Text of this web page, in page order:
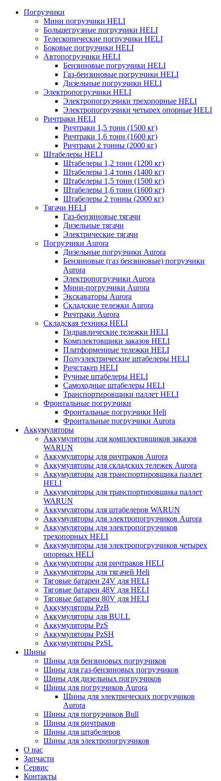
Погрузчики
Мини погрузчики HELI
Большегрузные погрузчики HELI
Телескопические погрузчики HELI
Боковые погрузчики HELI
Автопогрузчики HELI
Бензиновые погрузчики HELI
Газ-бензиновые погрузчики HELI
Дизельные погрузчики HELI
Электропогрузчики HELI
Электропогрузчики трехопорные HELI
Электропогрузчики четырех опорные HELI
Ричтраки HELI
Ричтраки 1,5 тонн (1500 кг)
Ричтраки 1,6 тонн (1600 кг)
Ричтраки 2 тонны (2000 кг)
Штабелеры HELI
Штабелеры 1,2 тонн (1200 кг)
Штабелеры 1,4 тонн (1400 кг)
Штабелеры 1,5 тонн (1500 кг)
Штабелеры 1,6 тонн (1600 кг)
Штабелеры 2 тонны (2000 кг)
Тягачи HELI
Газ-бензиновые тягачи
Дизельные тягачи
Электрические тягачи
Погрузчики Aurora
Дизельные погрузчики Aurora
Бензиновые (газ бензиновые) погрузчики
Aurora
Электропогрузчики Aurora
Мини-погрузчики Aurora
Экскаваторы Aurora
Складские тележки Aurora
Ричтраки Aurora
Складская техника HELI
Гидравлические тележки HELI
Комплектовщики заказов HELI
Платформенные тележки HELI
Полуэлектрические штабелеры HELI
Ричстакер HELI
Ручные штабелеры HELI
Самоходные штабелеры HELI
Транспортировщики паллет HELI
Фронтальные погрузчики
Фронтальные погрузчики Heli
Фронтальные погрузчики Aurora
Аккумуляторы
Аккумуляторы для комплектовщиков заказов
WARUN
Аккумуляторы для ричтраков Aurora
Аккумуляторы для складских тележек Aurora
Аккумуляторы для транспортировщика паллет
HELI
Аккумуляторы для транспортировщика паллет
WARUN
Аккумуляторы для штабелеров WARUN
Аккумуляторы для электропогрузчиков Aurora
Аккумуляторы для электропогрузчиков
трехопорных HELI
Аккумуляторы для электропогрузчиков четырех
опорных HELI
Аккумуляторы для ричтраков HELI
Аккумуляторы для тягачей Heli
Тяговые батареи 24V для HELI
Тяговые батареи 48V для HELI
Тяговые батареи 80V для HELI
Аккумуляторы PzB
Аккумуляторы для BULL
Аккумуляторы PzS
Аккумуляторы PzSH
Аккумуляторы PzSL
Шины
Шины для бензиновых погрузчиков
Шины для газ-бензиновых погрузчиков
Шины для дизельных погрузчиков
Шины для погрузчиков Aurora
Шины для электрических погрузчиков
Aurora
Шины для погрузчиков Bull
Шины для ричтраков
Шины для штабелеров
Шины для электропогрузчиков
О нас
Запчасти
Сервис
Контакты